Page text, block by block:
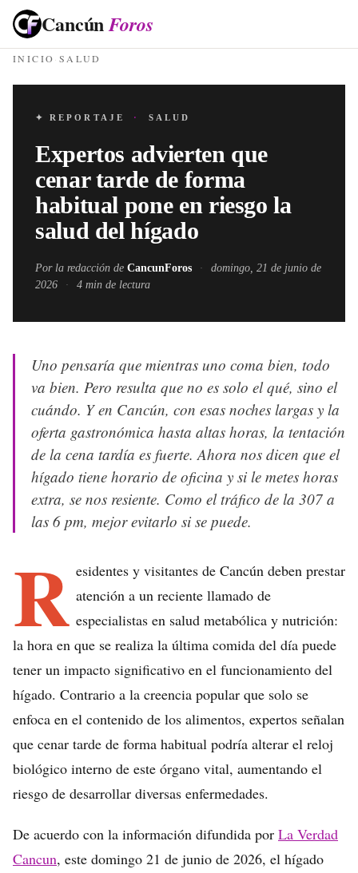
CancúnForos
INICIO· SALUD
✦ REPORTAJE · SALUD
Expertos advierten que
cenar tarde de forma
habitual pone en riesgo la
salud del hígado
Por la redacción de CancunForos ·
domingo, 21 de junio de
2026
· 4 min de lectura
Uno pensaría que mientras uno coma bien, todo
va bien. Pero resulta que no es solo el qué, sino el
cuándo. Y en Cancún, con esas noches largas y la
oferta gastronómica hasta altas horas, la tentación
de la cena tardía es fuerte. Ahora nos dicen que el
hígado tiene horario de oficina y si le metes horas
extra, se nos resiente. Como el tráfico de la 307 a
las 6 pm, mejor evitarlo si se puede.
R esidentes y visitantes de Cancún deben prestar
atención a un reciente llamado de
especialistas en salud metabólica y nutrición:
la hora en que se realiza la última comida del día puede
tener un impacto significativo en el funcionamiento del
hígado. Contrario a la creencia popular que solo se
enfoca en el contenido de los alimentos, expertos señalan
que cenar tarde de forma habitual podría alterar el reloj
biológico interno de este órgano vital, aumentando el
riesgo de desarrollar diversas enfermedades.
De acuerdo con la información difundida por La Verdad
Cancun, este domingo 21 de junio de 2026, el hígado